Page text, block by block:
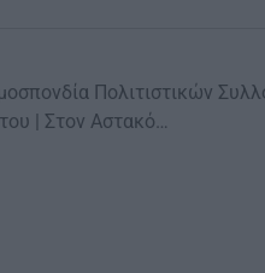
Πολιτιστικών
| Στον Αστακό…